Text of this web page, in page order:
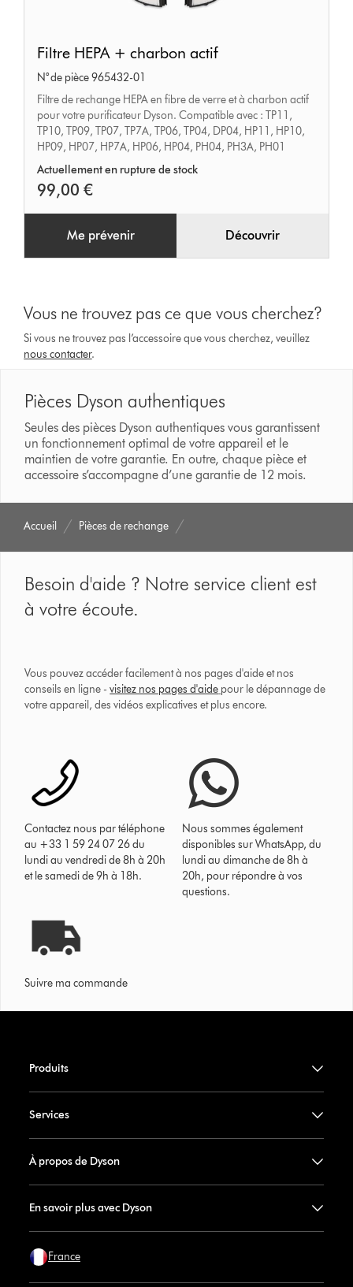
HEPA
+
charbon
actif
Filtre HEPA + charbon actif
N° de pièce 965432-01
Filtre de rechange HEPA en fibre de verre et à charbon actif
pour votre purificateur Dyson. Compatible avec : TP11,
TP10, TP09, TP07, TP7A, TP06, TP04, DP04, HP11, HP10,
HP09, HP07, HP7A, HP06, HP04, PH04, PH3A, PH01
Actuellement en rupture de stock
99,00 €
Me prévenir Découvrir
Vous ne trouvez pas ce que vous cherchez?
Si vous ne trouvez pas l’accessoire que vous cherchez, veuillez
nous contacter.
Pièces Dyson authentiques
Seules des pièces Dyson authentiques vous garantissent
un fonctionnement optimal de votre appareil et le
maintien de votre garantie. En outre, chaque pièce et
accessoire s’accompagne d’une garantie de 12 mois.
Accueil Pièces de rechange
Besoin d'aide ? Notre service client est
à votre écoute.
Vous pouvez accéder facilement à nos pages d'aide et nos
conseils en ligne -visitez nos pages d'aide pour le dépannage de
votre appareil, des vidéos explicatives et plus encore.
Contactez nous par téléphone
au +33 1 59 24 07 26 du
lundi au vendredi de 8h à 20h
et le samedi de 9h à 18h.
Nous sommes également
disponibles sur WhatsApp, du
lundi au dimanche de 8h à
20h, pour répondre à vos
questions.
Suivre ma commande
Produits
Services
À propos de Dyson
En savoir plus avec Dyson
France